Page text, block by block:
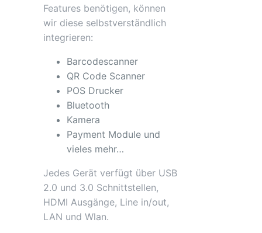
Features benötigen, können
wir diese selbstverständlich
integrieren:
Barcodescanner
QR Code Scanner
POS Drucker
Bluetooth
Kamera
Payment Module und
vieles mehr…
Jedes Gerät verfügt über USB
2.0 und 3.0 Schnittstellen,
HDMI Ausgänge, Line in/out,
LAN und Wlan.